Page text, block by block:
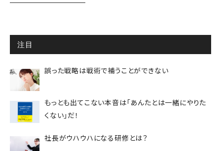
注目
誤った戦略は戦術で補うことができない
もっとも出てこない本音は「あんたとは一緒にやりた
くない」だ！
社長がウハウハになる研修とは？